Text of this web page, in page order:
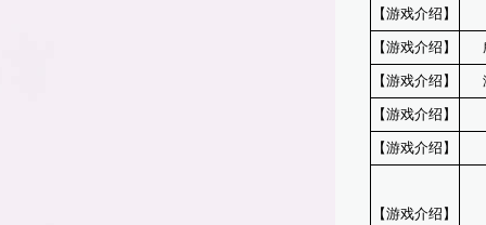
【游戏介绍】
【游戏介绍】 所
【游戏介绍】 游
【游戏介绍】
【游戏介绍】
【游戏介绍】